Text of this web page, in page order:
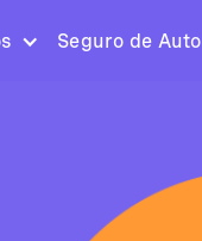
Seguro de Auto